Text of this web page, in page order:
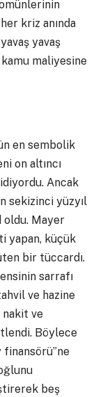
kriz anında
yavaş
maliyesine
en sembolik
on altıncı
Ancak
sekizinci yüzyıl
oldu. Mayer
yapan, küçük
bir tüccardı.
sarrafı
ve hazine
nakit ve
Böylece
finansörü”ne
beş